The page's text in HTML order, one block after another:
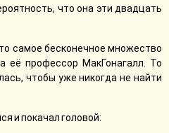
что она эти двадцать
самое бесконечное множество
её профессор МакГонагалл. То
чтобы уже никогда не найти
и покачал головой: